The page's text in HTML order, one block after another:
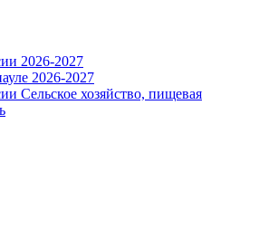
2026-2027
2026-2027
Сельское хозяйство, пищевая